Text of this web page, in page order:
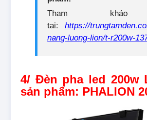
Tham khảo
tại: https://
nang-luong-lion/t-r200w-
4/ Đèn pha led 200w
sản phẩm: PHALION